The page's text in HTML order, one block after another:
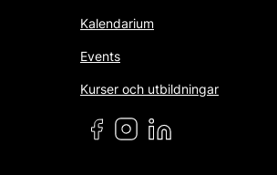
Kalendarium
Events
Kurser och utbildningar